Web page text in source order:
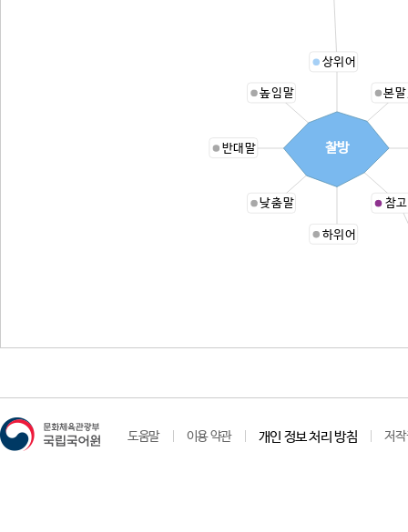
상위어
본
참
하위어
낮춤말
반대말
높임말
찰방
도움말 이용 약관 개인 정보 처리 방침 저